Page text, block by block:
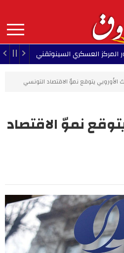
contenu
principal
MAIN
NAVIGATIONالعسكري السينوتقني 23:05 - 2026/08/07
الأوروبي يتوقع نموّ الاقتصاد التونسي
نموّ الاقتصاد